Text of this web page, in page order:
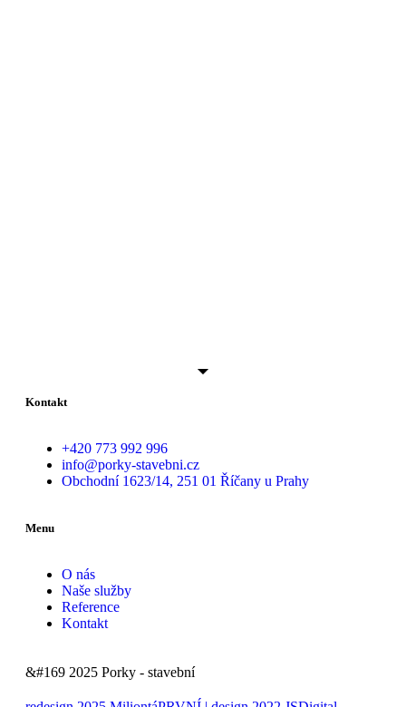
Kontakt
+420 773 992 996
info@porky-stavebni.cz
Obchodní 1623/14, 251 01 Říčany u Prahy
Menu
O nás
Naše služby
Reference
Kontakt
&#169 2025 Porky - stavební